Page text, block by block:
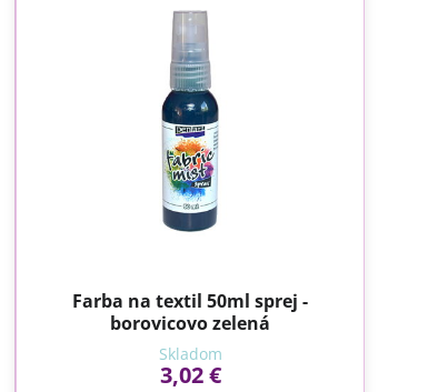
Farba na textil 50ml sprej -
borovicovo zelená
Skladom
3,02 €